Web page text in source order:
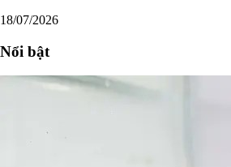
18/07/2026
Nổi bật